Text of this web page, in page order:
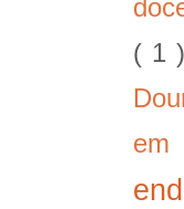
( 1 )
em